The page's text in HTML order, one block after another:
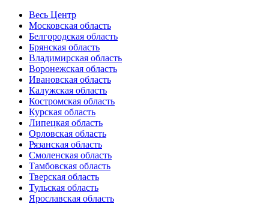
Весь Центр
Московская область
Белгородская область
Брянская область
Владимирская область
Воронежская область
Ивановская область
Калужская область
Костромская область
Курская область
Липецкая область
Орловская область
Рязанская область
Смоленская область
Тамбовская область
Тверская область
Тульская область
Ярославская область